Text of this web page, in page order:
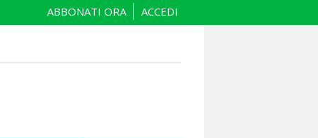
ACCEDI
ABBONATI ORA